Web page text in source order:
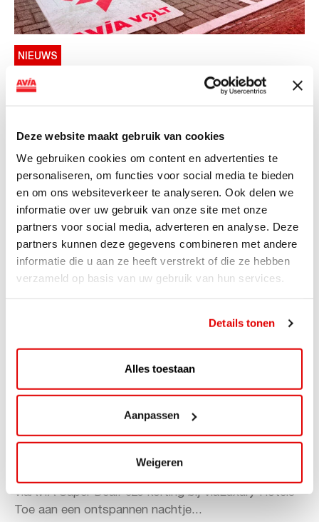
Deze website maakt gebruik van cookies
We gebruiken cookies om content en advertenties te
personaliseren, om functies voor social media te bieden
en om ons websiteverkeer te analyseren. Ook delen we
informatie over uw gebruik van onze site met onze
partners voor social media, adverteren en analyse. Deze
partners kunnen deze gegevens combineren met andere
informatie die u aan ze heeft verstrekt of die ze hebben
verzameld op basis van uw gebruik van hun services.
Details tonen
Alles toestaan
Aanpassen
Weigeren
NIEUWS
AVIA VOLT en Fletcher Hotels starten
landelijke uitrol van DC-
AVIA VOLT en Fletcher Hotels starten landelijke uitrol
van DC-snellaadinfrastructuur AVIA VOLT en...
Lees verder
ViaAVIA Super Deal: 20% korting bij
ViaLuxury Hotels
ViaAVIA Super Deal: €25 korting bij ViaLuxury Hotels
Toe aan een ontspannen nachtje...